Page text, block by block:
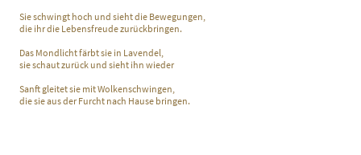
Sie schwingt hoch und sieht die Bewegungen,
die ihr die Lebensfreude zurückbringen.
Das Mondlicht färbt sie in Lavendel,
sie schaut zurück und sieht ihn wieder
Sanft gleitet sie mit Wolkenschwingen,
die sie aus der Furcht nach Hause bringen.